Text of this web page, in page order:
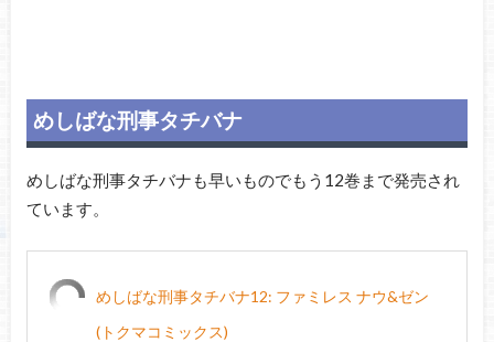
めしばな刑事タチバナ
めしばな刑事タチバナも早いものでもう12巻まで発売され
ています。
めしばな刑事タチバナ12: ファミレス ナウ&ゼン
(トクマコミックス)